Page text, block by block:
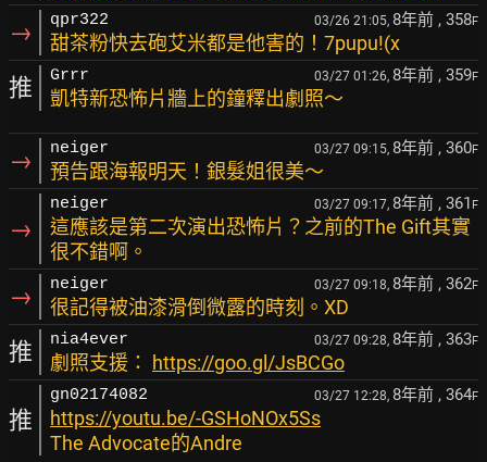
→ qpr322 03/26 21:05, 8年前 , 358F
甜茶粉快去砲艾米都是他害的！7pupu!(x
推 Grrr 03/27 01:26, 8年前 , 359F
凱特新恐怖片牆上的鐘釋出劇照～
→ neiger 03/27 09:15, 8年前 , 360F
預告跟海報明天！銀髮姐很美～
→
neiger 03/27 09:17, 8年前 , 361 F
這應該是第二次演出恐怖片？之前的The Gift其實
很不錯啊。
→ neiger 03/27 09:18, 8年前 , 362F
很記得被油漆滑倒微露的時刻。XD
推 nia4ever 03/27 09:28, 8年前 , 363F
劇照支援： https://goo.gl/JsBCGo
推
gn02174082 03/27 12:28, 8年前 , 364F
https://youtu.be/-GSHoNOx5Ss
The Advocate的Andre